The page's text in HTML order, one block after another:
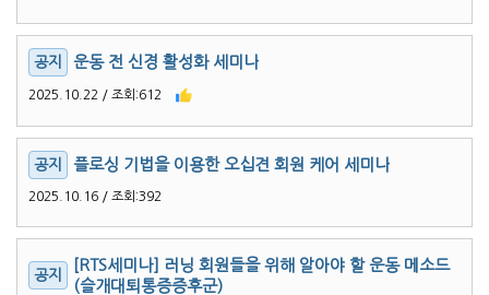
운동 전 신경 활성화 세미나
2025.10.22 / 조회:612
플로싱 기법을 이용한 오십견 회원 케어 세미나
2025.10.16 / 조회:392
[RTS세미나] 러닝 회원들을 위해 알아야 할 운동 메소드
(슬개대퇴통증증후군)